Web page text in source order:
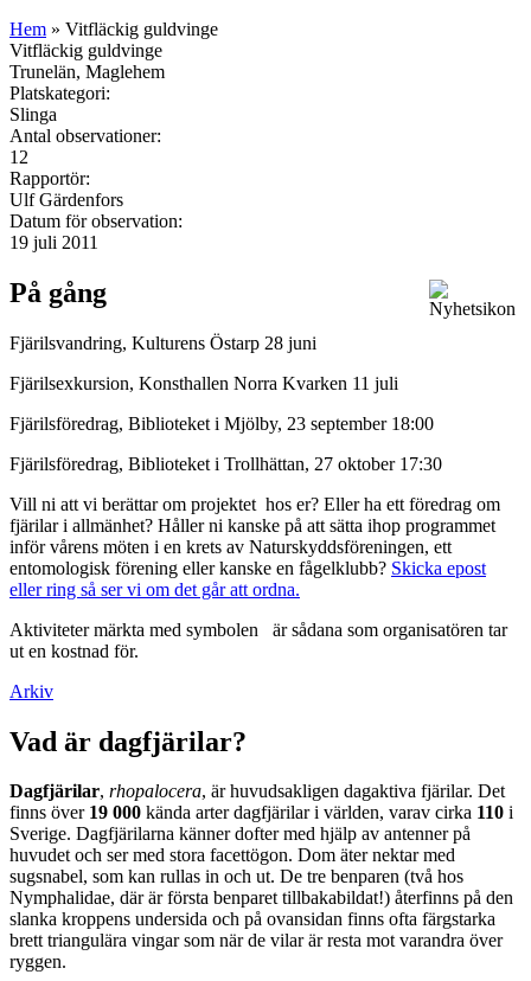
Hem » Vitfläckig guldvinge
Vitfläckig guldvinge
Trunelän, Maglehem
Platskategori:
Slinga
Antal observationer:
12
Rapportör:
Ulf Gärdenfors
Datum för observation:
19 juli 2011
På gång
Fjärilsvandring, Kulturens Östarp 28 juni
Fjärilsexkursion, Konsthallen Norra Kvarken 11 juli
Fjärilsföredrag, Biblioteket i Mjölby, 23 september 18:00
Fjärilsföredrag, Biblioteket i Trollhättan, 27 oktober 17:30
Vill ni att vi berättar om projektet hos er? Eller ha ett föredrag om
fjärilar i allmänhet? Håller ni kanske på att sätta ihop programmet
inför vårens möten i en krets av Naturskyddsföreningen, ett
entomologisk förening eller kanske en fågelklubb? Skicka epost
eller ring så ser vi om det går att ordna.
Aktiviteter märkta med symbolen
är sådana som organisatören tar
ut en kostnad för.
Arkiv
Vad är dagfjärilar?
Dagfjärilar, rhopalocera, är huvudsakligen dagaktiva fjärilar. Det
finns över 19 000 kända arter dagfjärilar i världen, varav cirka 110 i
Sverige. Dagfjärilarna känner dofter med hjälp av antenner på
huvudet och ser med stora facettögon. Dom äter nektar med
sugsnabel, som kan rullas in och ut. De tre benparen (två hos
Nymphalidae, där är första benparet tillbakabildat!) återfinns på den
slanka kroppens undersida och på ovansidan finns ofta färgstarka
brett triangulära vingar som när de vilar är resta mot varandra över
ryggen.